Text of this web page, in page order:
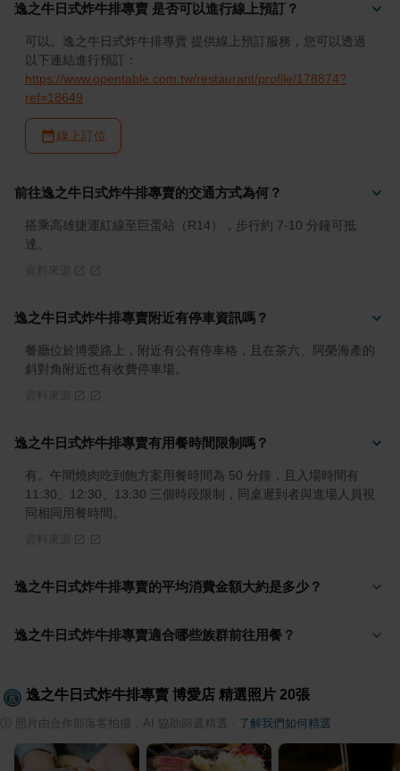
逸之牛日式炸牛排專賣 是否可以進行線上預訂？
可以。逸之牛日式炸牛排專賣 提供線上預訂服務，您可以透過
以下連結進行預訂：
https://www.opentable.com.tw/restaurant/profile/178874?
ref=18649
線上訂位
前往逸之牛日式炸牛排專賣的交通方式為何？
搭乘高雄捷運紅線至巨蛋站（R14），步行約 7-10 分鐘可抵
達。
逸之牛日式炸牛排專賣附近有停車資訊嗎？
餐廳位於博愛路上，附近有公有停車格，且在茶六、阿榮海產的
斜對角附近也有收費停車場。
逸之牛日式炸牛排專賣有用餐時間限制嗎？
有。午間燒肉吃到飽方案用餐時間為 50 分鐘，且入場時間有
11:30、12:30、13:30 三個時段限制，同桌遲到者與進場人員視
同相同用餐時間。
逸之牛日式炸牛排專賣的平均消費金額大約是多少？
逸之牛日式炸牛排專賣適合哪些族群前往用餐？
逸之牛日式炸牛排專賣 博愛店 精選照片 20張
照片由合作部落客拍攝，AI 協助篩選精選 了解我們如何精選